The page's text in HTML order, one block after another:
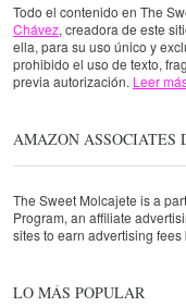
Todo el contenido en The
Chávez, creadora de este
ella, para su uso único y
prohibido el uso de texto,
previa autorización. Leer
AMAZON ASSOCIATES
The Sweet Molcajete is a
Program, an affiliate
sites to earn advertising
LO MÁS POPULAR